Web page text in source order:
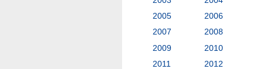
2005
2006
2007
2008
2009
2010
2011
2012